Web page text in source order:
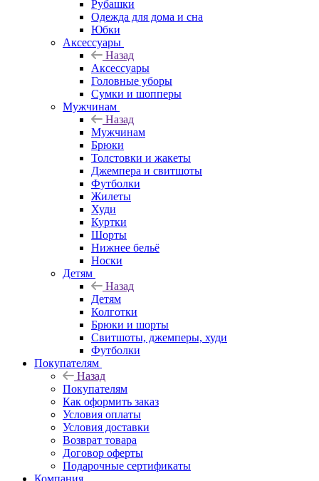
Рубашки
Одежда для дома и сна
Юбки
Аксессуары
Назад
Аксессуары
Головные уборы
Сумки и шопперы
Мужчинам
Назад
Мужчинам
Брюки
Толстовки и жакеты
Джемпера и свитшоты
Футболки
Жилеты
Худи
Куртки
Шорты
Нижнее бельё
Носки
Детям
Назад
Детям
Колготки
Брюки и шорты
Свитшоты, джемперы, худи
Футболки
Покупателям
Назад
Покупателям
Как оформить заказ
Условия оплаты
Условия доставки
Возврат товара
Договор оферты
Подарочные сертификаты